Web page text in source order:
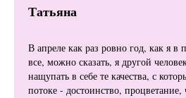
Татьяна
В апреле как раз ровно год, как я в
все, можно сказать, я другой
нащупать в себе те качества, с
потоке - достоинство, процветание,